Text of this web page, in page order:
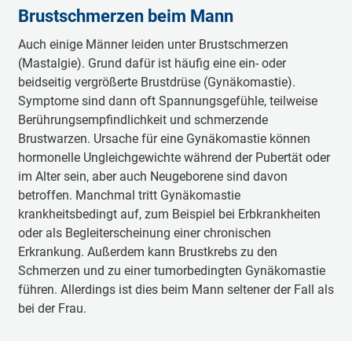
Brustschmerzen beim Mann
Auch einige Männer leiden unter Brustschmerzen
(Mastalgie). Grund dafür ist häufig eine ein- oder
beidseitig vergrößerte Brustdrüse (Gynäkomastie).
Symptome sind dann oft Spannungsgefühle, teilweise
Berührungsempfindlichkeit und schmerzende
Brustwarzen. Ursache für eine Gynäkomastie können
hormonelle Ungleichgewichte während der Pubertät oder
im Alter sein, aber auch Neugeborene sind davon
betroffen. Manchmal tritt Gynäkomastie
krankheitsbedingt auf, zum Beispiel bei Erbkrankheiten
oder als Begleiterscheinung einer chronischen
Erkrankung. Außerdem kann Brustkrebs zu den
Schmerzen und zu einer tumorbedingten Gynäkomastie
führen. Allerdings ist dies beim Mann seltener der Fall als
bei der Frau.